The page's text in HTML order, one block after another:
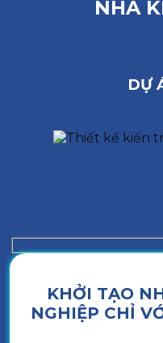
NHA
DỰ
KHỞI TẠO
NGHIỆP CHỈ